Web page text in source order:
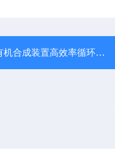
置高效率循环真空吸引正品包邮